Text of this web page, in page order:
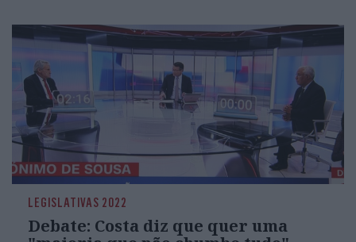
LEGISLATIVAS 2022
Debate: Costa diz que quer uma